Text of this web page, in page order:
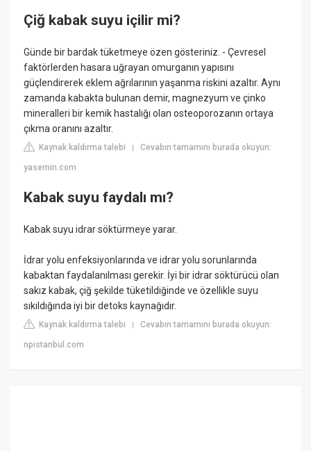
Çiğ kabak suyu içilir mi?
Günde bir bardak tüketmeye özen gösteriniz. - Çevresel
faktörlerden hasara uğrayan omurganın yapısını
güçlendirerek eklem ağrılarının yaşanma riskini azaltır. Aynı
zamanda kabakta bulunan demir, magnezyum ve çinko
mineralleri bir kemik hastalığı olan osteoporozanın ortaya
çıkma oranını azaltır.
Kaynak kaldırma talebi |Cevabın tamamını burada okuyun:
yasemin.com
Kabak suyu faydalı mı?
Kabak suyu idrar söktürmeye yarar.
İdrar yolu enfeksiyonlarında ve idrar yolu sorunlarında
kabaktan faydalanılması gerekir. İyi bir idrar söktürücü olan
sakız kabak, çiğ şekilde tüketildiğinde ve özellikle suyu
sıkıldığında iyi bir detoks kaynağıdır.
Kaynak kaldırma talebi |Cevabın tamamını burada okuyun:
npistanbul.com